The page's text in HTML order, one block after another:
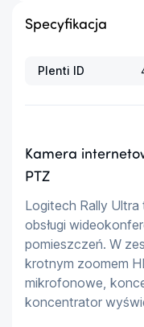
Specyfikacja
Plenti ID
Kamera
PTZ
Logitech Rally
obsługi
pomieszczeń. W
krotnym zoomem
mikrofonowe,
koncentrator